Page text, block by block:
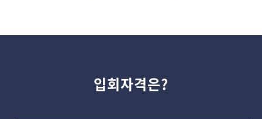
입회자격은?